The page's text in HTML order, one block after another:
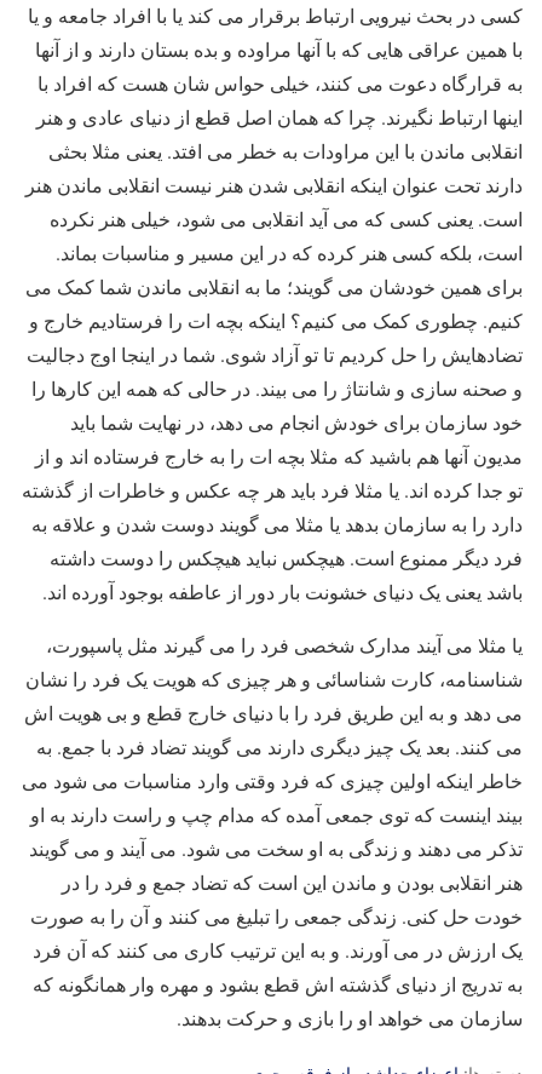
کسی در بحث نیرویی ارتباط برقرار می کند یا با افراد جامعه و یا
با همین عراقی هایی که با آنها مراوده و بده بستان دارند و از آنها
به قرارگاه دعوت می کنند، خیلی حواس شان هست که افراد با
اینها ارتباط نگیرند. چرا که همان اصل قطع از دنیای عادی و هنر
انقلابی ماندن با این مراودات به خطر می افتد. یعنی مثلا بحثی
دارند تحت عنوان اینکه انقلابی شدن هنر نیست انقلابی ماندن هنر
است. یعنی کسی که می آید انقلابی می شود، خیلی هنر نکرده
است، بلکه کسی هنر کرده که در این مسیر و مناسبات بماند.
برای همین خودشان می گویند؛ ما به انقلابی ماندن شما کمک می
کنیم. چطوری کمک می کنیم؟ اینکه بچه ات را فرستادیم خارج و
تضادهایش را حل کردیم تا تو آزاد شوی. شما در اینجا اوج دجالیت
و صحنه سازی و شانتاژ را می بیند. در حالی که همه این کارها را
خود سازمان برای خودش انجام می دهد، در نهایت شما باید
مدیون آنها هم باشید که مثلا بچه ات را به خارج فرستاده اند و از
تو جدا کرده اند. یا مثلا فرد باید هر چه عکس و خاطرات از گذشته
دارد را به سازمان بدهد یا مثلا می گویند دوست شدن و علاقه به
فرد دیگر ممنوع است. هیچکس نباید هیچکس را دوست داشته
باشد یعنی یک دنیای خشونت بار دور از عاطفه بوجود آورده اند.
یا مثلا می آیند مدارک شخصی فرد را می گیرند مثل پاسپورت،
شناسنامه، کارت شناسائی و هر چیزی که هویت یک فرد را نشان
می دهد و به این طریق فرد را با دنیای خارج قطع و بی هویت اش
می کنند. بعد یک چیز دیگری دارند می گویند تضاد فرد با جمع. به
خاطر اینکه اولین چیزی که فرد وقتی وارد مناسبات می شود می
بیند اینست که توی جمعی آمده که مدام چپ و راست دارند به او
تذکر می دهند و زندگی به او سخت می شود. می آیند و می گویند
هنر انقلابی بودن و ماندن این است که تضاد جمع و فرد را در
خودت حل کنی. زندگی جمعی را تبلیغ می کنند و آن را به صورت
یک ارزش در می آورند. و به این ترتیب کاری می کنند که آن فرد
به تدریج از دنیای گذشته اش قطع بشود و مهره وار همانگونه که
سازمان می خواهد او را بازی و حرکت بدهند.